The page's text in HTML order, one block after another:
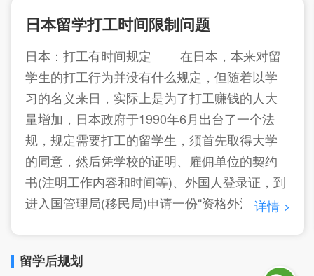
日本留学打工时间限制问题
日本：打工有时间规定 在日本，本来对留
学生的打工行为并没有什么规定，但随着以学
习的名义来日，实际上是为了打工赚钱的人大
量增加，日本政府于1990年6月出台了一个法
规，规定需要打工的留学生，须首先取得大学
的同意，然后凭学校的证明、雇佣单位的契约
书(注明工作内容和时间等)、外国人登录证，到
进入国管理局(移民局)申请一份“资格外活动许
钱，也不应该依靠打工来支付所有费用，包括
详情 >
留学后规划